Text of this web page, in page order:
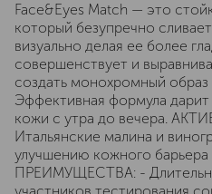
Face&Eyes Match — это
который безупречно
визуально делая ее более
совершенствует и
создать монохромный
Эффективная формула
кожи с утра до вечера.
Итальянские малина и
улучшению кожного барьера
ПРЕИМУЩЕСТВА: -